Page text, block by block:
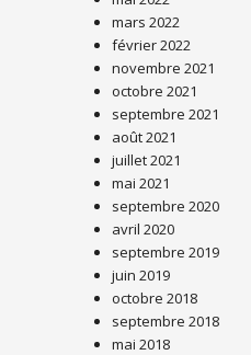
mars 2022
février 2022
novembre 2021
octobre 2021
septembre 2021
août 2021
juillet 2021
mai 2021
septembre 2020
avril 2020
septembre 2019
juin 2019
octobre 2018
septembre 2018
mai 2018